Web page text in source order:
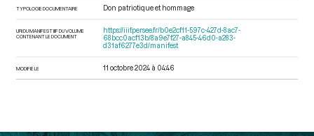
TYPOLOGIE DOCUMENTAIRE Don patriotique et hommage
URI DU MANIFEST IIIF DU VOLUME
CONTENANT LE DOCUMENT
https://iiif.persee.fr/b0e2cf11-597c-427d-8ac7-
68bcc0acf13b/8a9e7f27-a845-46d0-a283-
d31af6277e3d/manifest
MODIFIÉ LE 11 octobre 2024 à 04:46